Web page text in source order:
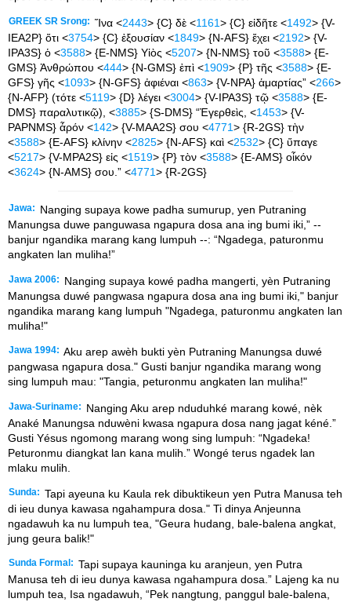
GREEK SR Srong: Ἵνα <2443> {C} δὲ <1161> {C} εἰδῆτε <1492> {V-
IEA2P} ὅτι <3754> {C} ἐξουσίαν <1849> {N-AFS} ἔχει <2192> {V-
IPA3S} ὁ <3588> {E-NMS} Υἱὸς <5207> {N-NMS} τοῦ <3588> {E-
GMS} Ἀνθρώπου <444> {N-GMS} ἐπὶ <1909> {P} τῆς <3588> {E-
GFS} γῆς <1093> {N-GFS} ἀφιέναι <863> {V-NPA} ἁμαρτίας” <266>
{N-AFP} (τότε <5119> {D} λέγει <3004> {V-IPA3S} τῷ <3588> {E-
DMS} παραλυτικῷ), <3885> {S-DMS} “Ἐγερθεὶς, <1453> {V-
PAPNMS} ἆρόν <142> {V-MAA2S} σου <4771> {R-2GS} τὴν
<3588> {E-AFS} κλίνην <2825> {N-AFS} καὶ <2532> {C} ὕπαγε
<5217> {V-MPA2S} εἰς <1519> {P} τὸν <3588> {E-AMS} οἶκόν
<3624> {N-AMS} σου.” <4771> {R-2GS}
Jawa:
Nanging supaya kowe padha sumurup, yen Putraning
Manungsa duwe panguwasa ngapura dosa ana ing bumi iki,” --
banjur ngandika marang kang lumpuh --: “Ngadega, paturonmu
angkaten lan muliha!”
Jawa 2006:
Nanging supaya kowé padha mangerti, yèn Putraning
Manungsa duwé pangwasa ngapura dosa ana ing bumi iki," banjur
ngandika marang kang lumpuh "Ngadega, paturonmu angkaten lan
muliha!"
Jawa 1994: Aku arep awèh bukti yèn Putraning Manungsa duwé
pangwasa ngapura dosa." Gusti banjur ngandika marang wong
sing lumpuh mau: "Tangia, peturonmu angkaten lan muliha!"
Jawa-Suriname:
Nanging Aku arep nduduhké marang kowé, nèk
Anaké Manungsa nduwèni kwasa ngapura dosa nang jagat kéné.”
Gusti Yésus ngomong marang wong sing lumpuh: “Ngadeka!
Peturonmu diangkat lan kana mulih.” Wongé terus ngadek lan
mlaku mulih.
Sunda: Tapi ayeuna ku Kaula rek dibuktikeun yen Putra Manusa teh
di ieu dunya kawasa ngahampura dosa." Ti dinya Anjeunna
ngadawuh ka nu lumpuh tea, "Geura hudang, bale-balena angkat,
jung geura balik!"
Sunda Formal: Tapi supaya kauninga ku aranjeun, yen Putra
Manusa teh di ieu dunya kawasa ngahampura dosa.” Lajeng ka nu
lumpuh tea, Isa ngadawuh, “Pek nangtung, panggul bale-balena,